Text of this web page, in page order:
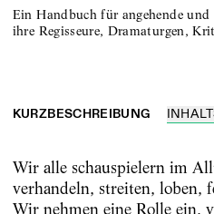
Ein Handbuch für angehende und
ihre Regisseure, Dramaturgen,
KURZBESCHREIBUNG
Wir alle schauspielern im
verhandeln, streiten, loben,
Wir nehmen eine Rolle ein,